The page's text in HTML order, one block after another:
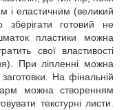
і еластичним (великий
готовий не
пластики можна
свої властивості
При ліпленні можна
заготовки. На фінальній
можна створенням
текстурні листи.